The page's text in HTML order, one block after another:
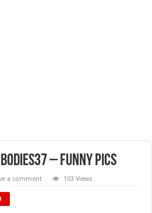
– Funny Pics
a comment 103 Views